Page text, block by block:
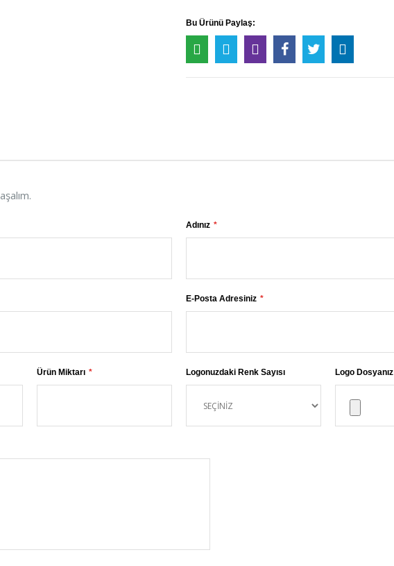
Bu Ürünü Paylaş:
Adınız
E-Posta Adresiniz
Ürün Miktarı Logonuzdaki Renk Sayısı Logo Dosyanız